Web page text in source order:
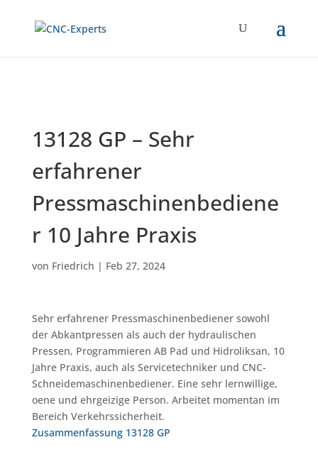
13128 GP – Sehr
erfahrener
Pressmaschinenbediene
r 10 Jahre Praxis
von Friedrich | Feb 27, 2024
Sehr erfahrener Pressmaschinenbediener sowohl
der Abkantpressen als auch der hydraulischen
Pressen, Programmieren AB Pad und Hidroliksan, 10
Jahre Praxis, auch als Servicetechniker und CNC-
Schneidemaschinenbediener. Eine sehr lernwillige,
oene und ehrgeizige Person. Arbeitet momentan im
Bereich Verkehrssicherheit.
Zusammenfassung 13128 GP